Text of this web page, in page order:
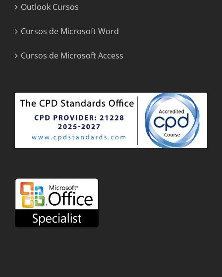
Outlook Cursos
Cursos de Microsoft Word
Cursos de Microsoft Access